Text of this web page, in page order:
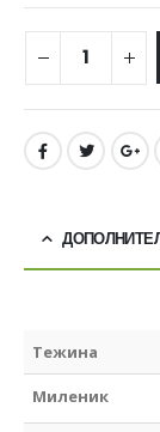
Тежина
Миленик